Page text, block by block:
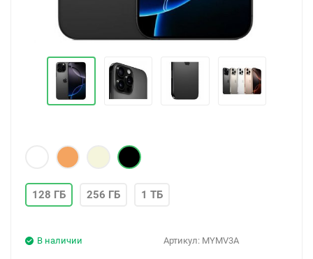
128 ГБ 256 ГБ 1 ТБ
Артикул: MYMV3A
В наличии